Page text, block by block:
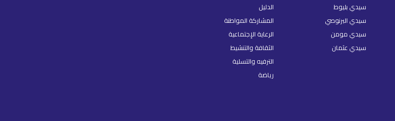
سيدي بليوط
سيدي البرنوصي
سيدي مومن
سيدي عثمان
الدليل
المشاركة المواطنة
الرعاية الإجتماعية
الثقافة والتنشيط
الترفيه والتسلية
رياضة